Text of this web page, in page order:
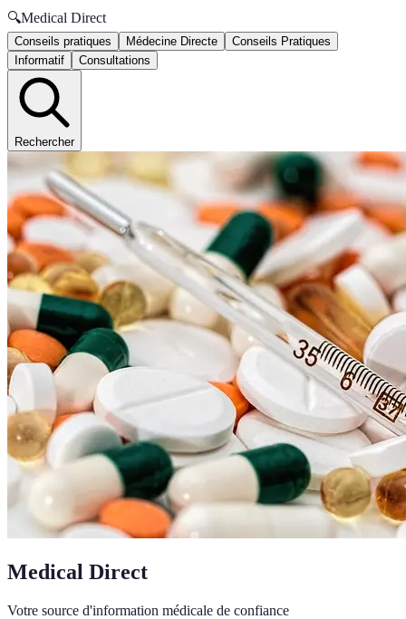
🔍Medical Direct
Conseils pratiques Médecine Directe
Conseils Pratiques
Informatif
Consultations
Rechercher
Medical Direct
Votre source d'information médicale de confiance